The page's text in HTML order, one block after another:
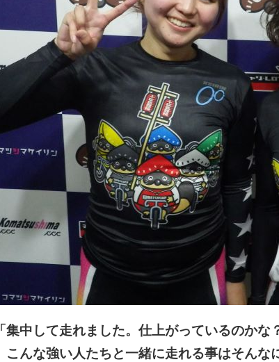
中して走れました。仕上がっているのかな
こんな強い人たちと一緒に走れる事はそん